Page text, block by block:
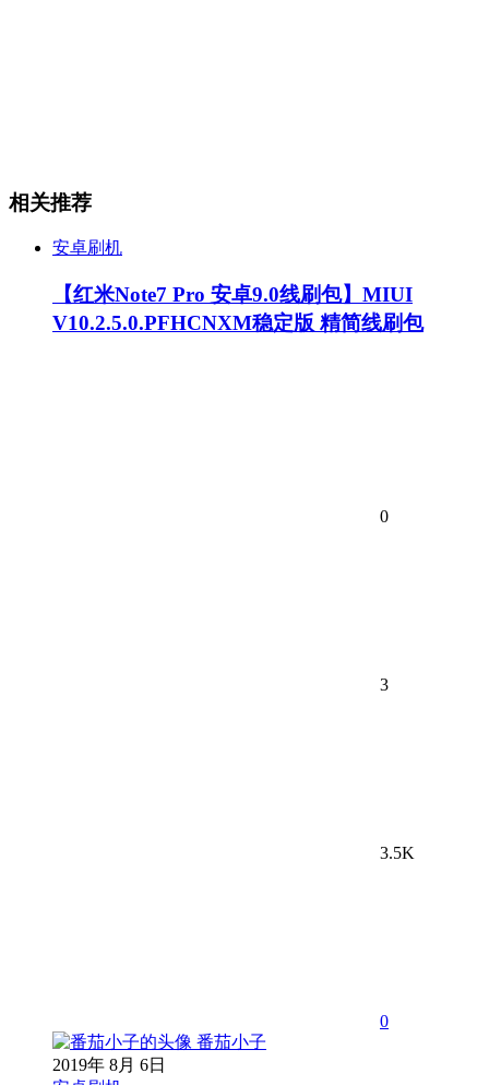
相关推荐
安卓刷机
【红米Note7 Pro 安卓9.0线刷包】MIUI
V10.2.5.0.PFHCNXM稳定版 精简线刷包
0
3
3.5K
0
番茄小子
2019年 8月 6日